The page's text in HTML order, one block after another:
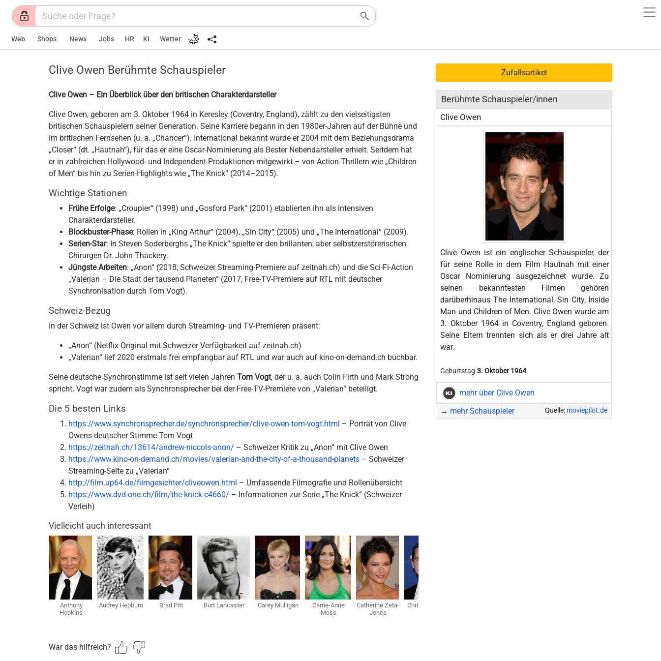
Web Shops News Jobs HR KI Wetter
Clive Owen Berühmte Schauspieler
Clive Owen – Ein Überblick über den britischen Charakterdarsteller
Clive Owen, geboren am 3. Oktober 1964 in Keresley (Coventry, England), zählt zu den vielseitigsten
britischen Schauspielern seiner Generation. Seine Karriere begann in den 1980er-Jahren auf der Bühne und
im britischen Fernsehen (u. a. „Chancer“). International bekannt wurde er 2004 mit dem Beziehungsdrama
„Closer“ (dt. „Hautnah“), für das er eine Oscar-Nominierung als Bester Nebendarsteller erhielt. Seitdem hat
er in zahlreichen Hollywood- und Independent-Produktionen mitgewirkt – von Action-Thrillern wie „Children
of Men“ bis hin zu Serien-Highlights wie „The Knick“ (2014–2015).
Wichtige Stationen
Frühe Erfolge: „Croupier“ (1998) und „Gosford Park“ (2001) etablierten ihn als intensiven
Charakterdarsteller.
Blockbuster-Phase: Rollen in „King Arthur“ (2004), „Sin City“ (2005) und „The International“ (2009).
Serien-Star: In Steven Soderberghs „The Knick“ spielte er den brillanten, aber selbstzerstörerischen
Chirurgen Dr. John Thackery.
Jüngste Arbeiten: „Anon“ (2018, Schweizer Streaming-Premiere auf zeitnah.ch) und die Sci-Fi-Action
„Valerian – Die Stadt der tausend Planeten“ (2017, Free-TV-Premiere auf RTL mit deutscher
Synchronisation durch Tom Vogt).
Schweiz-Bezug
In der Schweiz ist Owen vor allem durch Streaming- und TV-Premieren präsent:
„Anon“ (Netflix-Original mit Schweizer Verfügbarkeit auf zeitnah.ch)
„Valerian“ lief 2020 erstmals frei empfangbar auf RTL und war auch auf kino-on-demand.ch buchbar.
Seine deutsche Synchronstimme ist seit vielen Jahren Tom Vogt, der u. a. auch Colin Firth und Mark Strong
spricht. Vogt war zudem als Synchronsprecher bei der Free-TV-Premiere von „Valerian“ beteiligt.
Die 5 besten Links
https://www.synchronsprecher.de/synchronsprecher/clive-owen-tom-vogt.html – Porträt von Clive
Owens deutscher Stimme Tom Vogt
https://zeitnah.ch/13614/andrew-niccols-anon/ – Schweizer Kritik zu „Anon“ mit Clive Owen
https://www.kino-on-demand.ch/movies/valerian-and-the-city-of-a-thousand-planets – Schweizer
Streaming-Seite zu „Valerian“
http://film.up64.de/filmgesichter/cliveowen.html – Umfassende Filmografie und Rollenübersicht
https://www.dvd-one.ch/film/the-knick-c4660/ – Informationen zur Serie „The Knick“ (Schweizer
Verleih)
Vielleicht auch interessant
Anthony
Hopkins
Audrey Hepburn Brad Pitt Burt Lancaster Carey Mulligan
Carrie-Anne
Moss
Catherine Zeta-
Jones
Christian Bale
War das hilfreich?
Zufallsartikel
Berühmte Schauspieler/innen
Clive Owen
Clive Owen ist ein englischer Schauspieler, der
für seine Rolle in dem Film Hautnah mit einer
Oscar Nominierung ausgezeichnet wurde. Zu
seinen bekanntesten Filmen gehören
darüberhinaus The International, Sin City, Inside
Man und Children of Men. Clive Owen wurde am
3. Oktober 1964 in Coventry, England geboren.
Seine Eltern trennten sich als er drei Jahre alt
war.
Geburtstag 3. Oktober 1964
mehr über Clive Owen
→ mehr Schauspieler Quelle: moviepilot.de